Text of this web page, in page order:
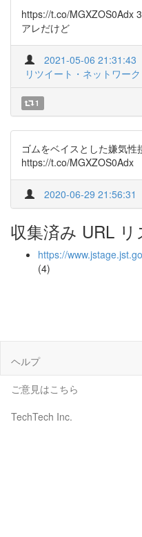
https://t.co/MGXZOS0Adx
アレだけど
2021-05-06 21:31:43
リツイート・ネットワー
1
ゴムをベイスとした嫌気
https://t.co/MGXZOS0Adx
2020-06-29 21:56:31
収集済み URL リ
https://
(4)
ヘルプ
ご意見はこちら
TechTech Inc.